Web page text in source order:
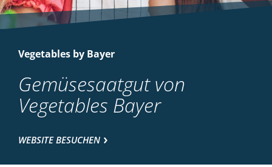
Vegetables by Bayer
Gemüsesaatgut von
Vegetables Bayer
WEBSITE BESUCHEN